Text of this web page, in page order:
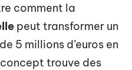
comment la
peut transformer un
5 millions d’euros en
trouve des